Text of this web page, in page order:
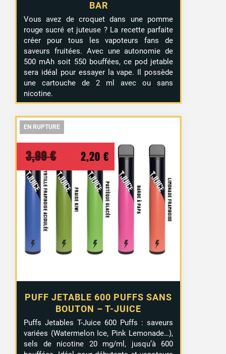
BAR
Vous avez de croquet dans une pomme
rouge sucré et juteuse ? La recette parfaite
créer pour tous les vapoteurs fans de
saveurs fruitées. Avec une autonomie de
500 mAh soit 550 bouffées, ce pod jetable
sera idéal pour essayer la vape. Il possède
une cartouche de 2 ml avec ou sans
nicotine.
EN RUPTURE
EN RUPTURE
PUFF JETABLE 600 PUFFS SANS
BOUTON – T-JUICE
3,99€
Le
prix
initial
était :
3,99 €.
2,20 €
Le
prix
actuel
Puffs Jetables T-Juice 600 Puffs : saveurs
variées (Watermelon Ice, Pink Lemonade…),
sels de nicotine 20 mg/ml, jusqu’à 600
EN RUPTURE